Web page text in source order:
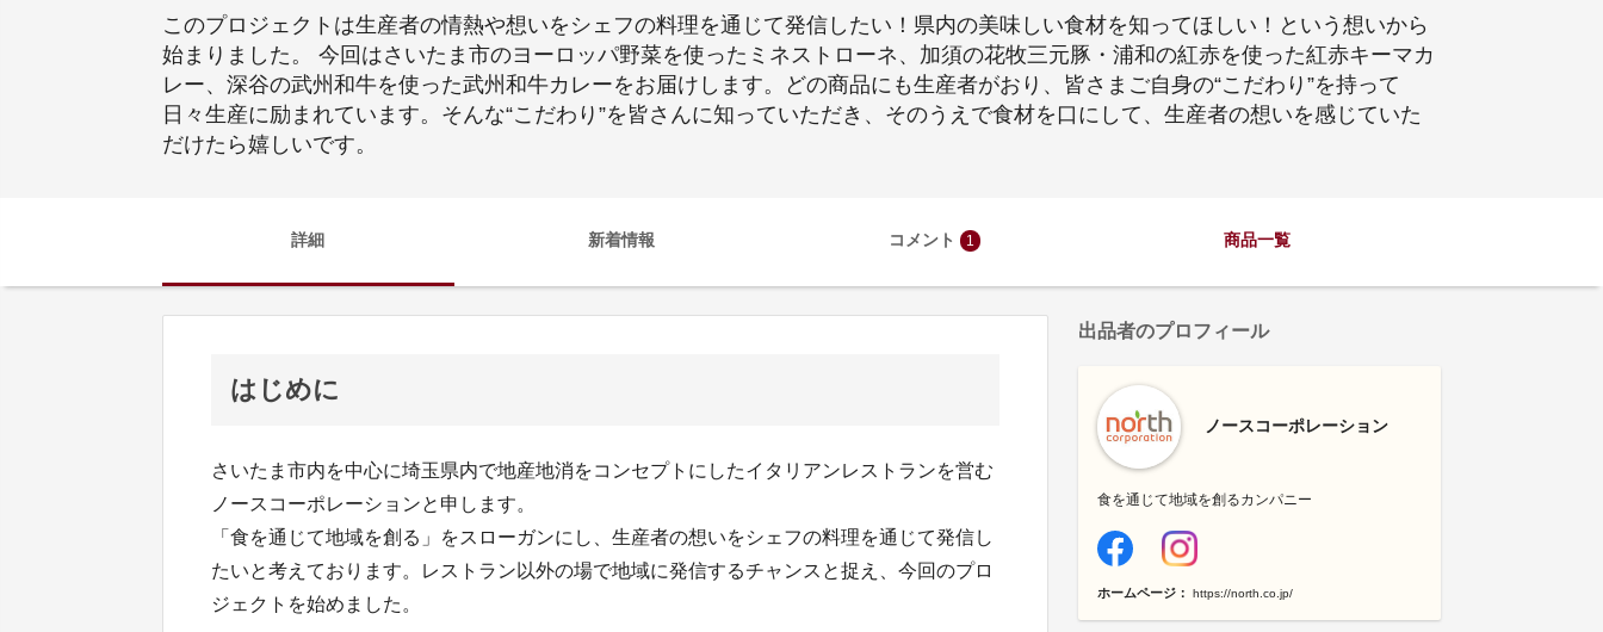
このプロジェクトは生産者の情熱や想いをシェフの料理を通じて発信したい！県内の美味しい食材を知ってほしい！という想いから
始まりました。 今回はさいたま市のヨーロッパ野菜を使ったミネストローネ、加須の花牧三元豚・浦和の紅赤を使った紅赤キーマカ
レー、深谷の武州和牛を使った武州和牛カレーをお届けします。どの商品にも生産者がおり、皆さまご自身の“こだわり”を持って
日々生産に励まれています。そんな“こだわり”を皆さんに知っていただき、そのうえで食材を口にして、生産者の想いを感じていた
だけたら嬉しいです。
詳細 新着情報 コメント 1 商品一覧
はじめに
さいたま市内を中心に埼玉県内で地産地消をコンセプトにしたイタリアンレストランを営む
ノースコーポレーションと申します。
「食を通じて地域を創る」をスローガンにし、生産者の想いをシェフの料理を通じて発信し
たいと考えております。レストラン以外の場で地域に発信するチャンスと捉え、今回のプロ
ジェクトを始めました。
出品者のプロフィール
ノースコーポレーション
食を通じて地域を創るカンパニー
ホームページ： https://north.co.jp/